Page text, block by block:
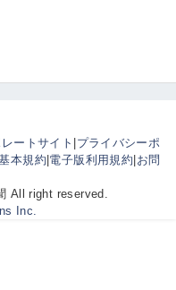
ートサイト プライバシーポ
本規約 電子版利用規約 お問
All right reserved.
Inc.